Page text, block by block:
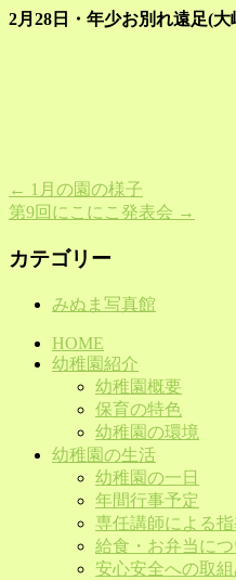
2月28日・年少お別れ遠足(大
← 1月の園の様子
第9回にこにこ発表会 →
カテゴリー
みぬま写真館
HOME
幼稚園紹介
幼稚園概要
保育の特色
幼稚園の環境
幼稚園の生活
幼稚園の一日
年間行事予定
専任講師による指
給食・お弁当につ
安心安全への取組